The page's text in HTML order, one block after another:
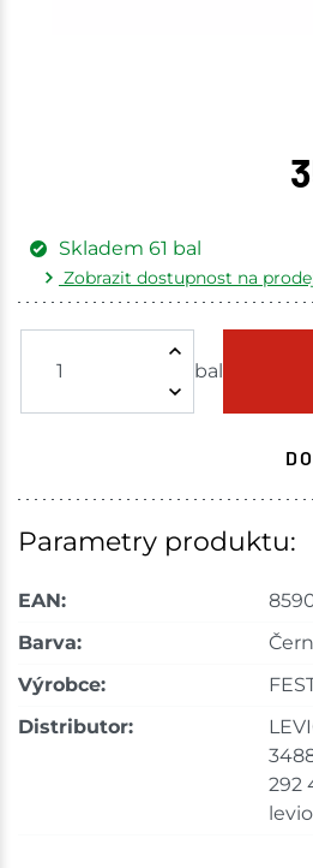
bal
Skladem 61 bal
Zobrazit dostupnost na
Skladem - ihned k odeslání
Havlíčkův Brod
Skladem na prodejně -
Velké Meziříčí
Skladem na prodejně -
Parametry produktu:
EAN:
Barva:
Výrobce:
Distributor:
292